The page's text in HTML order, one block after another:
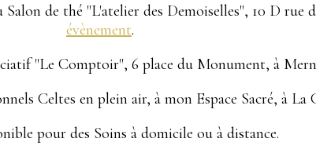
Salon de thé "L'atelier des Demoiselles", 10 D rue
évènement.
"Le Comptoir", 6 place du Monument, à
Celtes en plein air, à mon Espace Sacré, à La
pour des Soins à domicile ou à distance.